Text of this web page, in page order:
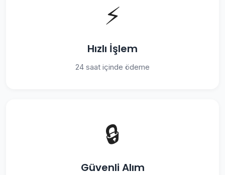
⚡
Hızlı İşlem
24 saat içinde ödeme
🔒
Güvenli Alım